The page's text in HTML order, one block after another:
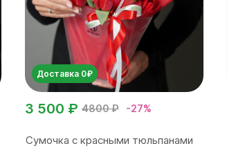
Доставка 0₽
4800 ₽ -27%
3 500 ₽
Сумочка с красными тюльпанами